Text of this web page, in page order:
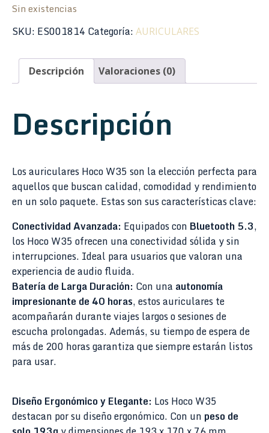
Sin existencias
SKU: ES001814 Categoría: AURICULARES
Descripción Valoraciones (0)
Descripción
Los auriculares Hoco W35 son la elección perfecta para
aquellos que buscan calidad, comodidad y rendimiento
en un solo paquete. Estas son sus características clave:
Conectividad Avanzada: Equipados con Bluetooth 5.3,
los Hoco W35 ofrecen una conectividad sólida y sin
interrupciones. Ideal para usuarios que valoran una
experiencia de audio fluida.
Batería de Larga Duración: Con una autonomía
impresionante de 40 horas, estos auriculares te
acompañarán durante viajes largos o sesiones de
escucha prolongadas. Además, su tiempo de espera de
más de 200 horas garantiza que siempre estarán listos
para usar.
Diseño Ergonómico y Elegante: Los Hoco W35
destacan por su diseño ergonómico. Con un peso de